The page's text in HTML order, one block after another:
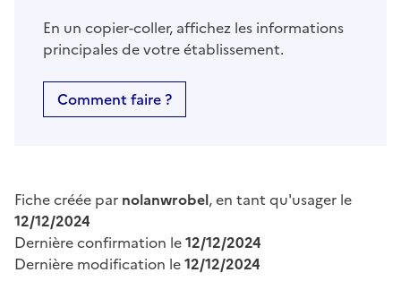
En un copier-coller, affichez les informations
principales de votre établissement.
Comment faire ?
Fiche créée par nolanwrobel, en tant qu'usager le
12/12/2024
Dernière confirmation le12/12/2024
Dernière modification le12/12/2024